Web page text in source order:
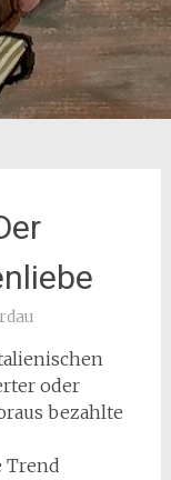
oder
bezahlte
Trend